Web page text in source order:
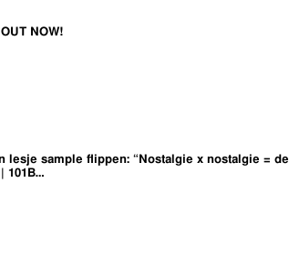
NOW!
lesje sample flippen: “Nostalgie x nostalgie = de
101B…